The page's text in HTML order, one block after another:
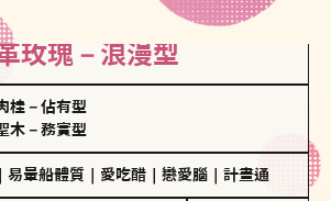
玫瑰－浪漫型
桂 － 佔有型
木 － 務實型
易暈船體質 愛吃醋 戀愛腦 計畫通